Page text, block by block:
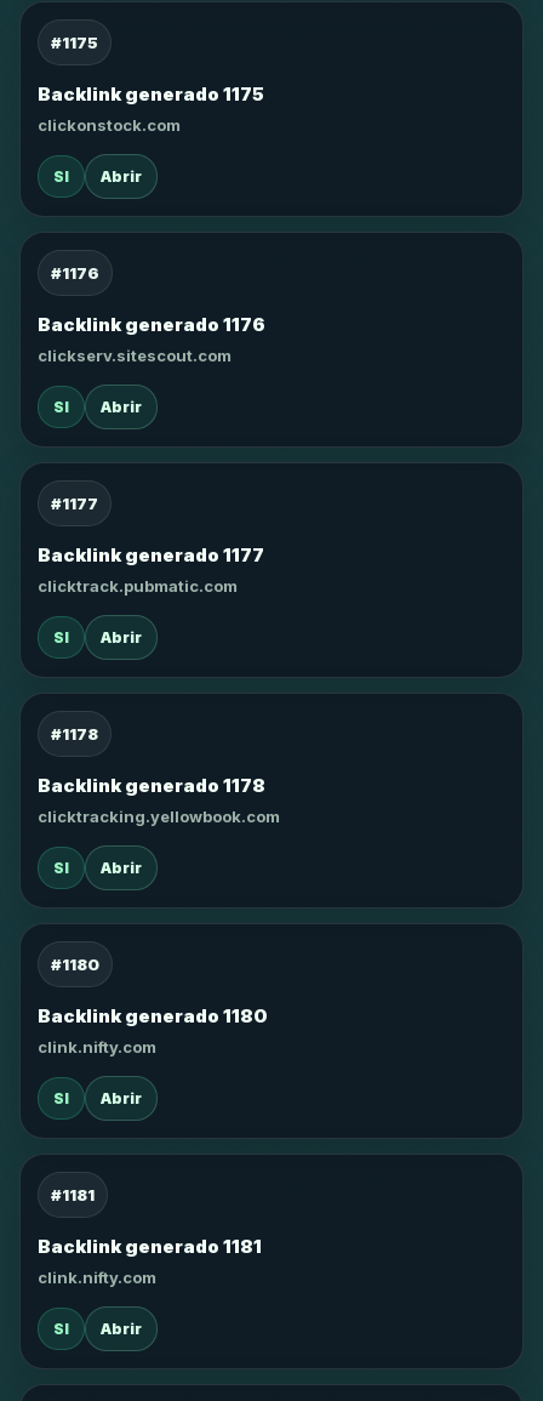
#1175
Backlink generado 1175
clickonstock.com
SI Abrir
#1176
Backlink generado 1176
clickserv.sitescout.com
SI Abrir
#1177
Backlink generado 1177
clicktrack.pubmatic.com
SI Abrir
#1178
Backlink generado 1178
clicktracking.yellowbook.com
SI Abrir
#1180
Backlink generado 1180
clink.nifty.com
SI Abrir
#1181
Backlink generado 1181
clink.nifty.com
SI Abrir